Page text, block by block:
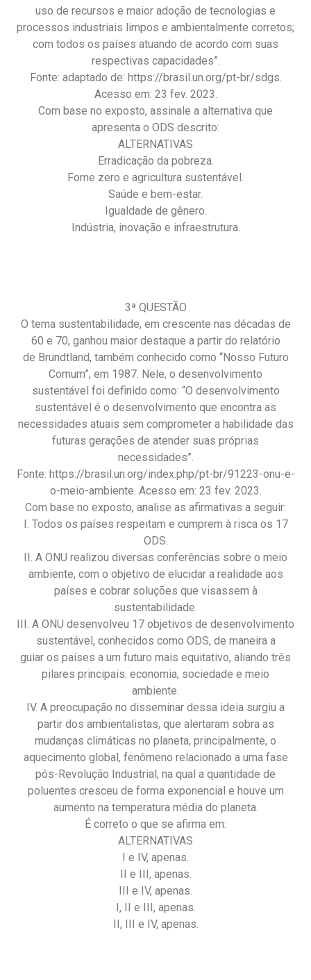
uso de recursos e maior adoção de tecnologias e
processos industriais limpos e ambientalmente corretos;
com todos os países atuando de acordo com suas
respectivas capacidades”.
Fonte: adaptado de: https://brasil.un.org/pt-br/sdgs.
Acesso em: 23 fev. 2023.
Com base no exposto, assinale a alternativa que
apresenta o ODS descrito:
ALTERNATIVAS
Erradicação da pobreza.
Fome zero e agricultura sustentável.
Saúde e bem-estar.
Igualdade de gênero.
Indústria, inovação e infraestrutura.
3ª QUESTÃO
O tema sustentabilidade, em crescente nas décadas de
60 e 70, ganhou maior destaque a partir do relatório
de Brundtland, também conhecido como “Nosso Futuro
Comum”, em 1987. Nele, o desenvolvimento
sustentável foi definido como: “O desenvolvimento
sustentável é o desenvolvimento que encontra as
necessidades atuais sem comprometer a habilidade das
futuras gerações de atender suas próprias
necessidades”.
Fonte: https://brasil.un.org/index.php/pt-br/91223-onu-e-
o-meio-ambiente. Acesso em: 23 fev. 2023.
Com base no exposto, analise as afirmativas a seguir:
I. Todos os países respeitam e cumprem à risca os 17
ODS.
II. A ONU realizou diversas conferências sobre o meio
ambiente, com o objetivo de elucidar a realidade aos
países e cobrar soluções que visassem à
sustentabilidade.
III. A ONU desenvolveu 17 objetivos de desenvolvimento
sustentável, conhecidos como ODS, de maneira a
guiar os países a um futuro mais equitativo, aliando três
pilares principais: economia, sociedade e meio
ambiente.
IV. A preocupação no disseminar dessa ideia surgiu a
partir dos ambientalistas, que alertaram sobra as
mudanças climáticas no planeta, principalmente, o
aquecimento global, fenômeno relacionado a uma fase
pós-Revolução Industrial, na qual a quantidade de
poluentes cresceu de forma exponencial e houve um
aumento na temperatura média do planeta.
É correto o que se afirma em:
ALTERNATIVAS
I e IV, apenas.
II e III, apenas.
III e IV, apenas.
I, II e III, apenas.
II, III e IV, apenas.